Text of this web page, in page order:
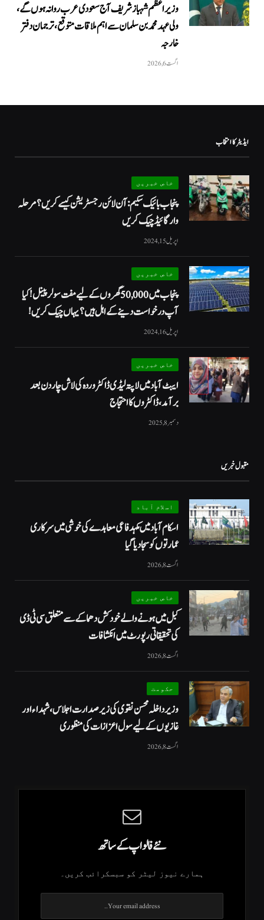
وزیراعظم شہباز شریف آج سعودی عرب روانہ ہوں گے،
ولی عہد محمد بن سلمان سے اہم ملاقات متوقع، ترجمان دفتر
خارجہ
اگست 6, 2026
ایڈیٹر کا انتخاب
خاص خبریں
پنجاب بائیک سکیم: آن لائن رجسٹریشن کیسے کریں؟ مرحلہ
وار گائیڈ چیک کریں
اپریل 15, 2024
خاص خبریں
پنجاب میں 50,000 گھروں کے لیے مفت سولر پینل! کیا
آپ درخواست دینے کے اہل ہیں؟ یہاں چیک کریں!
اپریل 16, 2024
خاص خبریں
ایبٹ آباد میں لاپتہ لیڈی ڈاکٹر وردہ کی لاش چار دن بعد
برآمد، ڈاکٹروں کا احتجاج
دسمبر 8, 2025
مقبول خبریں
اسلام آباد
اسکام آباد میں مکہدفاعی معاہدے کی خوشی میں سرکاری
عمارتوں کو سجا دیا گیا
اگست 8, 2026
خاص خبریں
کبل میں ہونے والے خودکش دھماکے سے متعلق سی ٹی ڈی
کی تحقیقاتی رپورٹ میں انکشافات
اگست 8, 2026
حکومت
وزیرداخلہ محسن نقوی کی زیر صدارت اجلاس، شہداء اور
غازیوں کے لیے سول اعزازات کی منظوری
اگست 8, 2026
نئے فالو اپ کے ساتھ
ہمارے نیوز لیٹر کو سبسکرائب کریں۔